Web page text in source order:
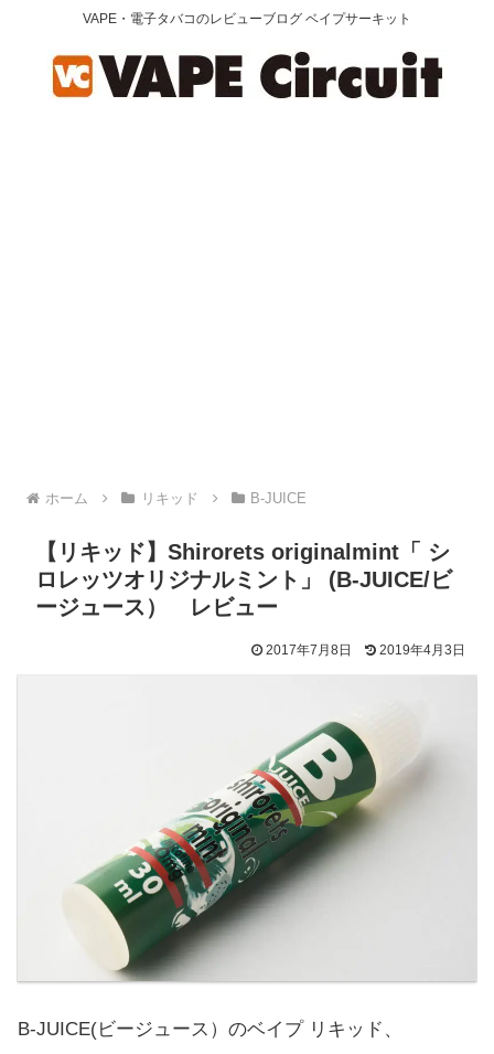
VAPE・電子タバコのレビューブログ ベイプサーキット
ホーム リキッド B-JUICE
【リキッド】Shirorets originalmint「 シ
ロレッツオリジナルミント」 (B-JUICE/ビ
ージュース） レビュー
2017年7月8日 2019年4月3日
B-JUICE(ビージュース）のベイプ リキッド、